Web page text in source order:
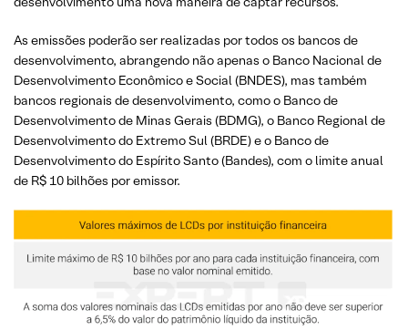
As emissões poderão ser realizadas por todos os bancos de
desenvolvimento, abrangendo não apenas o Banco Nacional de
Desenvolvimento Econômico e Social (BNDES), mas também
bancos regionais de desenvolvimento, como o Banco de
Desenvolvimento de Minas Gerais (BDMG), o Banco Regional de
Desenvolvimento do Extremo Sul (BRDE) e o Banco de
Desenvolvimento do Espírito Santo (Bandes), com o limite anual
de R$ 10 bilhões por emissor.